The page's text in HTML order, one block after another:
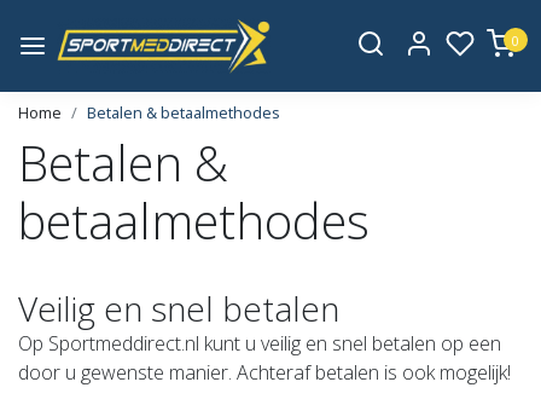
0
Home Betalen & betaalmethodes
Betalen &
betaalmethodes
Veilig en snel betalen
Op Sportmeddirect.nl kunt u veilig en snel betalen op een
door u gewenste manier. Achteraf betalen is ook mogelijk!